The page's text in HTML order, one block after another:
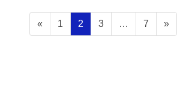
«
固
定
1
固
定
2
固
定
3 …
固
定
7 »